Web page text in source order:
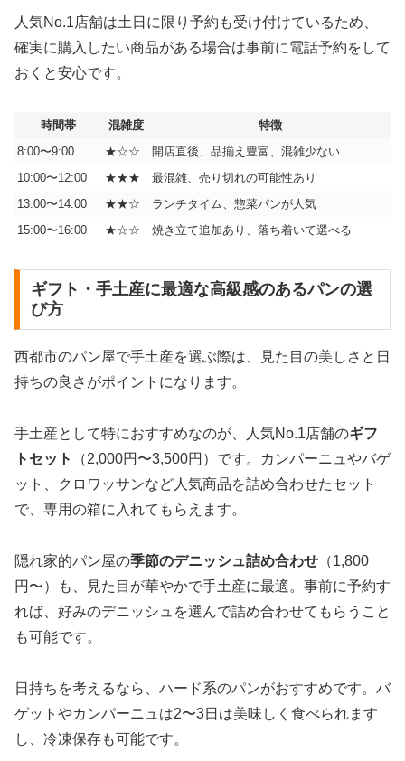
人気No.1店舗は土日に限り予約も受け付けているため、
確実に購入したい商品がある場合は事前に電話予約をして
おくと安心です。
時間帯 混雑度
特徴
8:00〜9:00
★☆☆
開店直後、品揃え豊富、混雑少ない
10:00〜12:00
★★★
最混雑、売り切れの可能性あり
13:00〜14:00
★★☆
ランチタイム、惣菜パンが人気
15:00〜16:00
★☆☆ 焼き立て追加あり、落ち着いて選べる
ギフト・手土産に最適な高級感のあるパンの選
び方
西都市のパン屋で手土産を選ぶ際は、見た目の美しさと日
持ちの良さがポイントになります。
手土産として特におすすめなのが、人気No.1店舗のギフ
トセット
（2,000円〜3,500円）です。カンパーニュやバゲ
ット、クロワッサンなど人気商品を詰め合わせたセット
で、専用の箱に入れてもらえます。
隠れ家的パン屋の季節のデニッシュ詰め合わせ （1,800
円〜）も、見た目が華やかで手土産に最適。事前に予約す
れば、好みのデニッシュを選んで詰め合わせてもらうこと
も可能です。
日持ちを考えるなら、ハード系のパンがおすすめです。バ
ゲットやカンパーニュは2〜3日は美味しく食べられます
し、冷凍保存も可能です。